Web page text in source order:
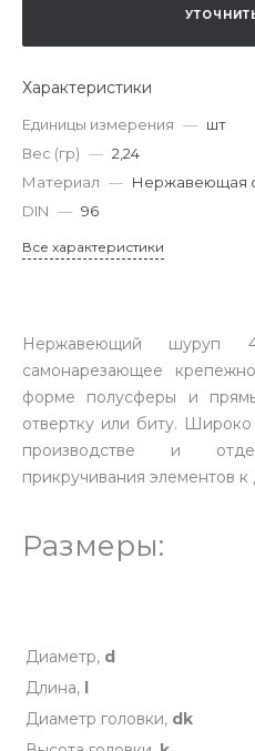
Характеристики
Единицы измерения — шт
Вес (гр) — 2,24
Материал — Нержавеющая
DIN — 96
Все характеристики
Нержавеющий
самонарезающее
форме полусферы и
отвертку или биту.
производстве и
прикручивания элементов
Размеры:
Диаметр, d
Длина, l
Диаметр головки, dk